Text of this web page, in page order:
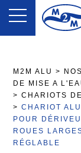
M2M ALU >
DE MISE A
>CHARIOTS
>CHARIOT
POUR
ROUES
RÉGLABLE